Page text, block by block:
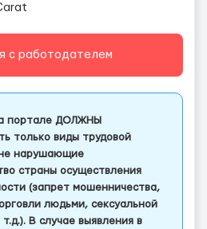
с работодателем
портале ДОЛЖНЫ
только виды трудовой
нарушающие
страны осуществления
(запрет мошенничества,
людьми, сексуальной
В случае выявления в